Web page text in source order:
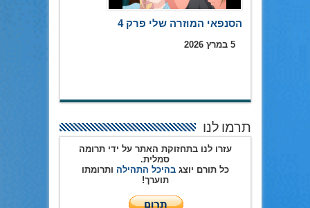
הסנפאי המוזרה שלי פרק 4
5 במרץ 2026
תרמו לנו
עזרו לנו בתחזוקת האתר על ידי תרומה
סמלית.
כל תורם יוצגבהיכל התהילה ותרומתו
תוערך!